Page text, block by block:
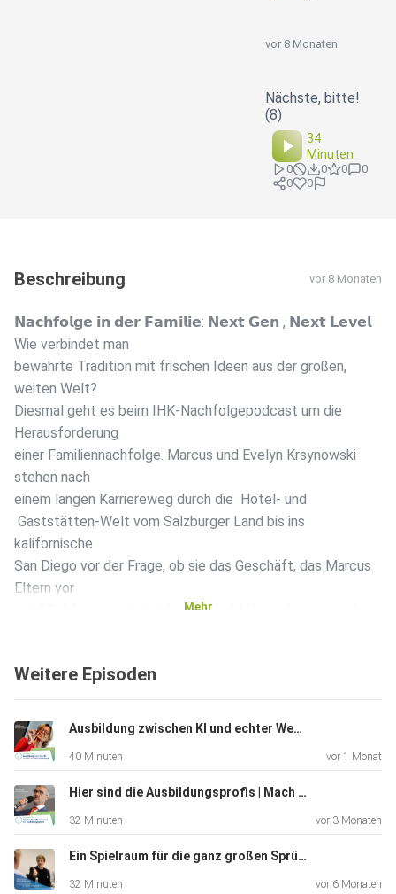
vor 8 Monaten
Nächste, bitte!
(8)
34
Minuten
0 0 0
0
0
0
Beschreibung vor 8 Monaten
𝗡𝗮𝗰𝗵𝗳𝗼𝗹𝗴𝗲 𝗶𝗻 𝗱𝗲𝗿 𝗙𝗮𝗺𝗶𝗹𝗶𝗲: 𝗡𝗲𝘅𝘁 𝗚𝗲𝗻 , 𝗡𝗲𝘅𝘁 𝗟𝗲𝘃𝗲𝗹 ️
Wie verbindet man
bewährte Tradition mit frischen Ideen aus der großen,
weiten Welt?
Diesmal geht es beim IHK-Nachfolgepodcast um die
Herausforderung
einer Familiennachfolge. Marcus und Evelyn Krsynowski
stehen nach
einem langen Karriereweg durch die ️ Hotel- und
Gaststätten-Welt vom Salzburger Land bis ins
kalifornische
San Diego vor der Frage, ob sie das Geschäft, das Marcus
Eltern vor
gut 30 Jahren gestartet hatten, bald übernehmen werden.
Mehr
Weitere Episoden
Ausbildung zwischen KI und echter Wertschätzung | Mach es in Brandenburg (33)
40 Minuten vor 1 Monat
Hier sind die Ausbildungsprofis | Mach es in Brandenburg (32)
32 Minuten vor 3 Monaten
Ein Spielraum für die ganz großen Sprünge | Mach es in Brandenburg (31)
32 Minuten vor 6 Monaten